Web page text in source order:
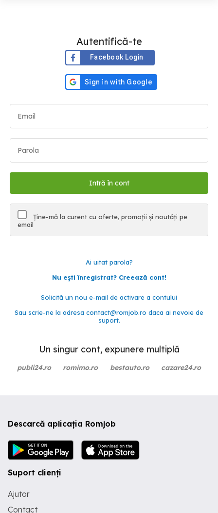
Autentifică-te
Facebook Login
Ține-mă la curent cu oferte, promoții și noutăți pe
email
Ai uitat parola?
Nu ești înregistrat? Creează cont!
Solicită un nou e-mail de activare a contului
Sau scrie-ne la adresa contact@romjob.ro daca ai nevoie de
suport.
Un singur cont, expunere multiplă
publi24.ro romimo.ro bestauto.ro cazare24.ro
Descarcă aplicația Romjob
Suport clienți
Ajutor
Contact